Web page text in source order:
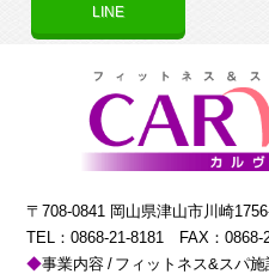
LINE
〒708-0841 岡山県津山市川崎
TEL：0868-21-8181 FAX：
事業内容
フィットネス&スパ